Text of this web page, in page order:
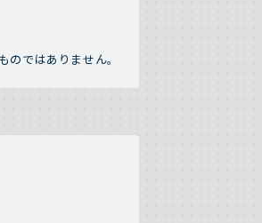
ではありません。